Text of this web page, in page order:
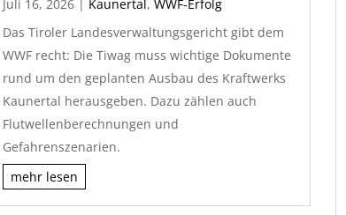
Juli 16, 2026| Kaunertal, WWF-Erfolg
Das Tiroler Landesverwaltungsgericht gibt dem
WWF recht: Die Tiwag muss wichtige Dokumente
rund um den geplanten Ausbau des Kraftwerks
Kaunertal herausgeben. Dazu zählen auch
Flutwellenberechnungen und
Gefahrenszenarien.
mehr lesen